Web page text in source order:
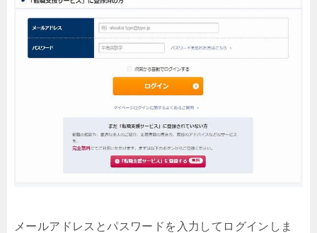
メールアドレスとパスワードを入力してログインしま